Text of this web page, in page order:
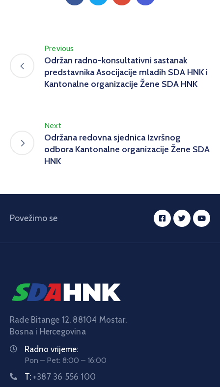
Previous
Održan radno-konsultativni sastanak
predstavnika Asocijacije mladih SDA HNK i
Kantonalne organizacije Žene SDA HNK
Next
Održana redovna sjednica Izvršnog
odbora Kantonalne organizacije Žene SDA
HNK
Povežimo se
Rade Bitange 12, 88104 Mostar,
Bosna i Hercegovina
Radno vrijeme:
Pon – Pet: 8:00 – 16:00
T: +387 36 556 100